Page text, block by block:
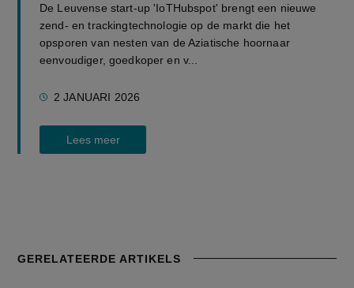
De Leuvense start-up 'IoTHubspot' brengt een nieuwe
zend- en trackingtechnologie op de markt die het
opsporen van nesten van de Aziatische hoornaar
eenvoudiger, goedkoper en v...
2 JANUARI 2026
Lees meer
GERELATEERDE ARTIKELS